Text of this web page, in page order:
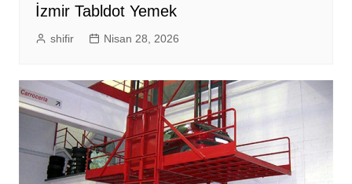
İzmir Tabldot Yemek
shifir Nisan 28, 2026